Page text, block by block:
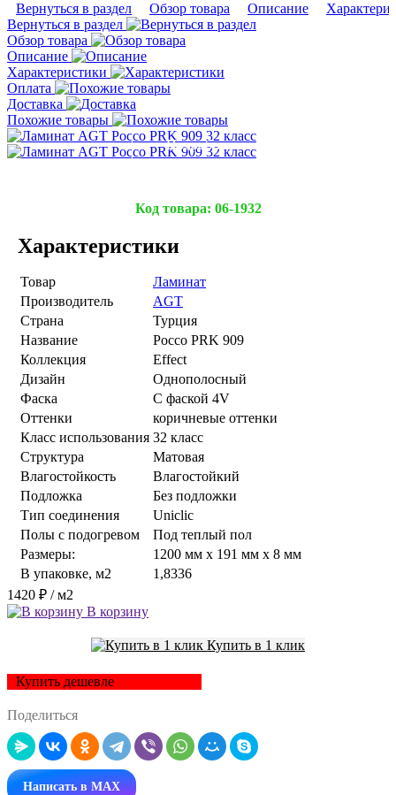
Вернуться в раздел Обзор товара Описание
Вернуться в раздел
Обзор товара
Описание
Характеристики
Оплата
Доставка
Похожие товары
Подробнее
Подробнее
Код товара: 06-1932
Характеристики
Товар
Ламинат
Производитель
AGT
Страна
Турция
Название
Россо PRK 909
Коллекция
Effect
Дизайн
Однополосный
Фаска
С фаской 4V
Оттенки
коричневые оттенки
Класс использования 32 класс
Структура
Матовая
Влагостойкость
Влагостойкий
Подложка
Без подложки
Тип соединения
Uniclic
Полы с подогревом
Под теплый пол
Размеры:
1200 мм x 191 мм x 8 мм
В упаковке, м2
1,8336
1420 ₽ / м2
В корзину
Купить в 1 клик
Купить дешевле
Поделиться
Написать в MAX